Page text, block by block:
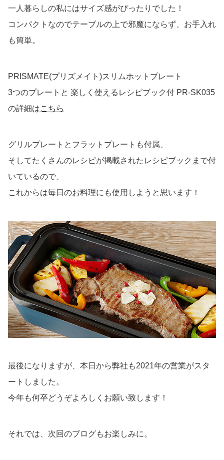
一人暮らしの私にはサイズ感がぴったりでした！
コンパクトなのでテーブルの上で邪魔にならず、お手入れ
も簡単。
PRISMATE(プリズメイト)スリムホットプレート
3つのプレートと 楽しく使えるレシピブック付 PR-SK035
の詳細はこちら
グリルプレートとフラットプレートも付属、
そしてたくさんのレシピが掲載されたレシピブックまで付
いているので、
これからは毎日のお料理にも使用しようと思います！
最後になりますが、本日から弊社も2021年の営業がスタ
ートしました。
今年も何卒どうぞよろしくお願い致します！
それでは、次回のブログもお楽しみに。